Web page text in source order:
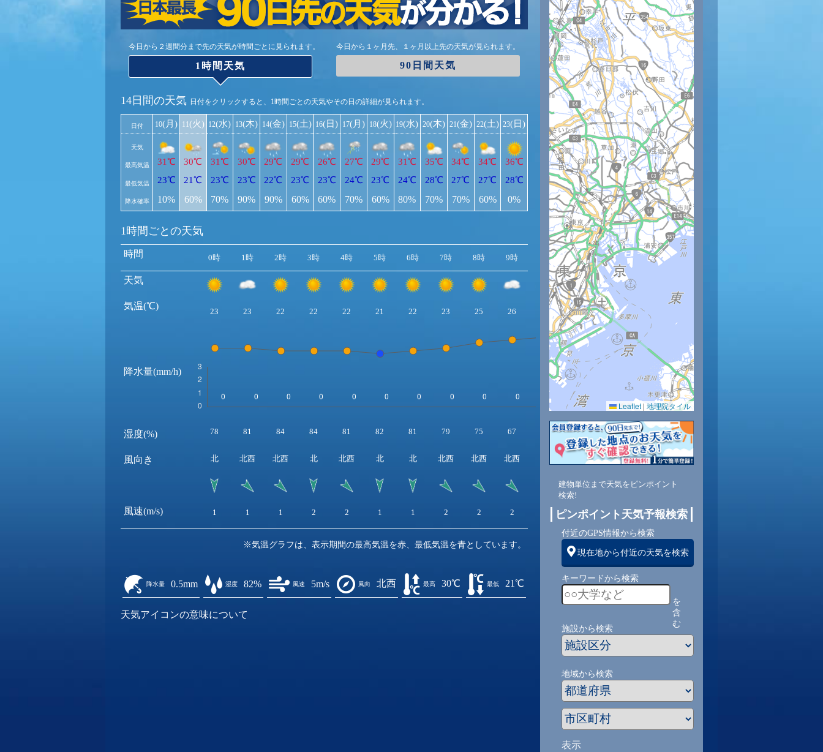
今日から２週間分まで先の天気が時間ごとに見られます。
1時間天気
今日から１ヶ月先、１ヶ月以上先の天気が見られます。
90日間天気
14日間の天気 日付をクリックすると、1時間ごとの天気やその日の詳細が見られます。
日付
天気
最高気温
最低気温
降水確率
10(月)
31℃
23℃
10%
11(火)
30℃
21℃
60%
12(水)
31℃
23℃
70%
13(木)
30℃
23℃
90%
14(金)
29℃
22℃
90%
15(土)
29℃
23℃
60%
16(日)
26℃
23℃
60%
17(月)
27℃
24℃
70%
18(火)
29℃
23℃
60%
19(水)
31℃
24℃
80%
20(木)
35℃
28℃
70%
21(金)
34℃
27℃
70%
22(土)
34℃
27℃
60%
23(日)
36℃
28℃
0%
1時間ごとの天気
時間
天気
気温(℃)
降水量(mm/h)
湿度(%)
風向き
風速(m/s)
0時 1時 2時 3時 4時 5時 6時 7時 8時 9時 10時 11時 12時 13時 14時
23 23 22 22 22 21 22 23 25 26 27 27 26
78 81 84 84 81 82 81 79 75 67 78 83 82 72
北 北西 北西 北 北西 北 北 北西 北西 北西 西 北西 北西
1 1 1 2 2 1 1 2 2 2 2 3 5 5
※気温グラフは、表示期間の最高気温を赤、最低気温を青としています。
降水量 0.5mm 湿度 82% 風速 5m/s 風向 北西 最高 30℃ 最低 21℃
天気アイコンの意味について
Leaflet | 地理院タイル
建物単位まで天気をピンポイント
検索!
ピンポイント天気予報検索
付近のGPS情報から検索
現在地から付近の天気を検索
キーワードから検索
を
含
む
施設から検索
地域から検索
表示